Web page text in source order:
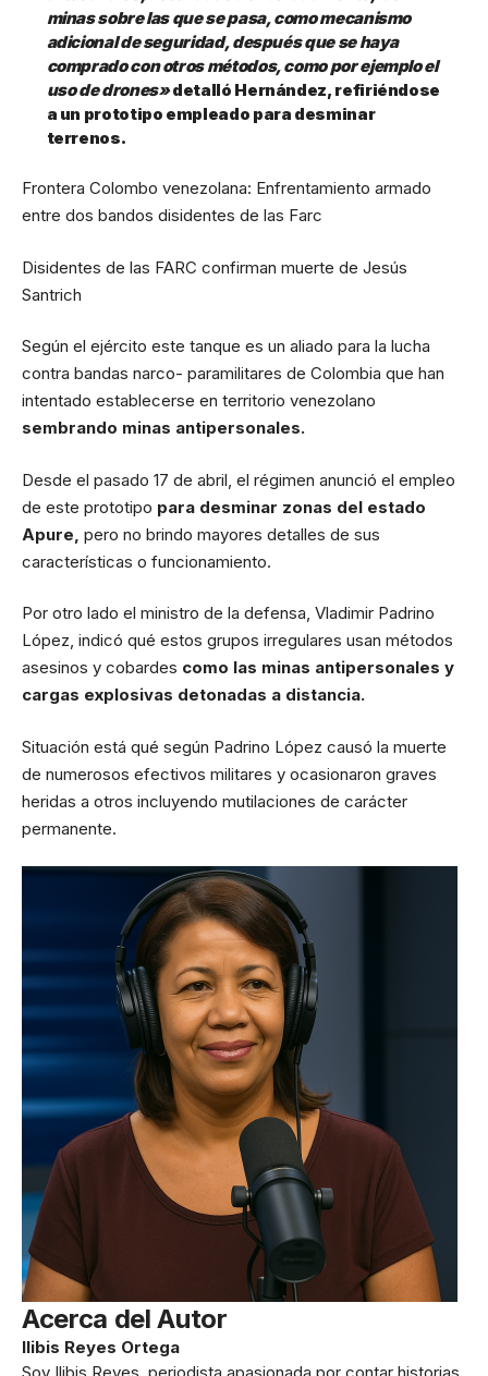
minas sobre las que se pasa, como mecanismo
adicional de seguridad, después que se haya
comprado con otros métodos, como por ejemplo el
uso de drones»detalló Hernández, refiriéndose
a un prototipo empleado para desminar
terrenos.
Frontera Colombo venezolana: Enfrentamiento armado
entre dos bandos disidentes de las Farc
Disidentes de las FARC confirman muerte de Jesús
Santrich
Según el ejército este tanque es un aliado para la lucha
contra bandas narco- paramilitares de Colombia que han
intentado establecerse en territorio venezolano
sembrando minas antipersonales.
Desde el pasado 17 de abril, el régimen anunció el empleo
de este prototipo para desminar zonas del estado
Apure, pero no brindo mayores detalles de sus
características o funcionamiento.
Por otro lado el ministro de la defensa, Vladimir Padrino
López, indicó qué estos grupos irregulares usan métodos
asesinos y cobardes como las minas antipersonales y
cargas explosivas detonadas a distancia.
Situación está qué según Padrino López causó la muerte
de numerosos efectivos militares y ocasionaron graves
heridas a otros incluyendo mutilaciones de carácter
permanente.
Acerca del Autor
Ilibis Reyes Ortega